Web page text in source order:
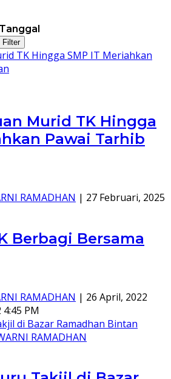
Murid TK Hingga
Pawai Tarhib
RAMADHAN | 27 Februari, 2025
Berbagi Bersama
RAMADHAN | 26 April, 2022
PM